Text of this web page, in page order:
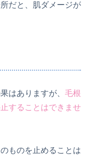
だと、肌ダメージが
はありますが、 毛根
することはできませ
ものを止めることは